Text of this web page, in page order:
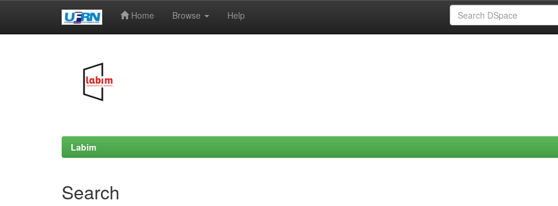
Home Browse Help
Labim
Search